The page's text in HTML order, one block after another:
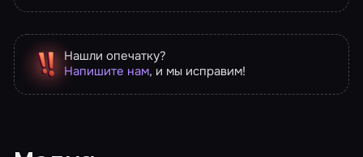
Нашли опечатку?
Напишите нам, и мы исправим!